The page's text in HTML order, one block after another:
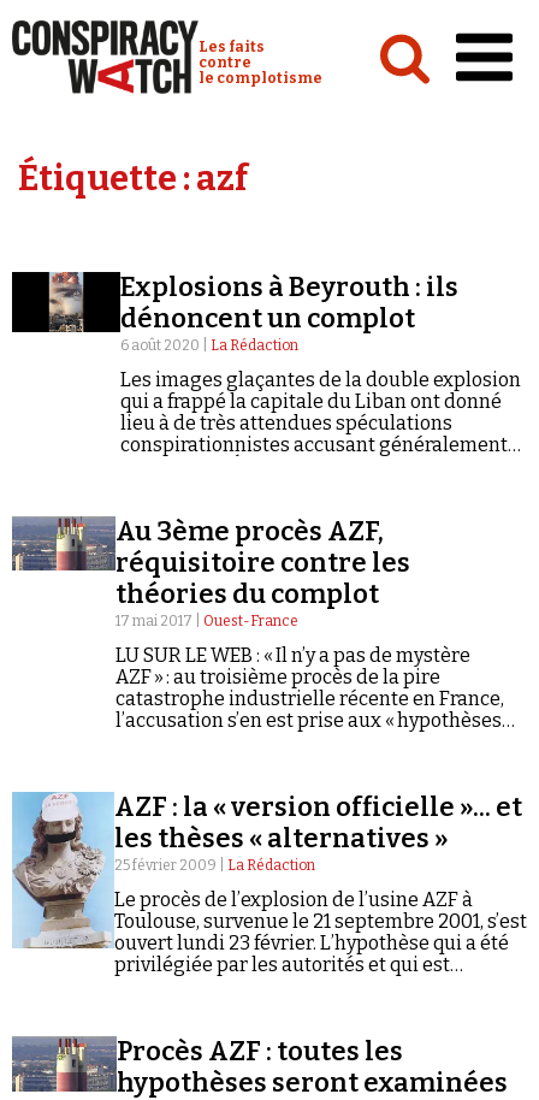
Conspiracy Watch :
Les faits
contre
le complotisme
Analyses
Vidéos
Émissions
Revues de presse
Newsletter
Faire un don
Demander à Vera
Se connecter
Étiquette :azf
Explosions à Beyrouth : ils
dénoncent un complot
6 août 2020 | La Rédaction
Les images glaçantes de la double explosion
qui a frappé la capitale du Liban ont donné
lieu à de très attendues spéculations
conspirationnistes accusant généralement
Au 3ème procès AZF,
réquisitoire contre les
théories du complot
17 mai 2017 | Ouest-France
LU SUR LE WEB : « Il n’y a pas de mystère
AZF » : au troisième procès de la pire
catastrophe industrielle récente en France,
l’accusation s’en est prise aux « hypothèses
AZF : la « version officielle »... et
les thèses « alternatives »
25 février 2009 | La Rédaction
Le procès de l’explosion de l’usine AZF à
Toulouse, survenue le 21 septembre 2001, s’est
ouvert lundi 23 février. L’hypothèse qui a été
privilégiée par les autorités et qui est
Procès AZF : toutes les
hypothèses seront examinées